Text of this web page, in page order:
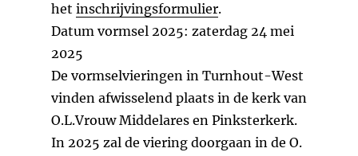
het inschrijvingsformulier.
Datum vormsel 2025: zaterdag 24 mei
2025
De vormselvieringen in Turnhout-West
vinden afwisselend plaats in de kerk van
O.L.Vrouw Middelares en Pinksterkerk.
In 2025 zal de viering doorgaan in de O.